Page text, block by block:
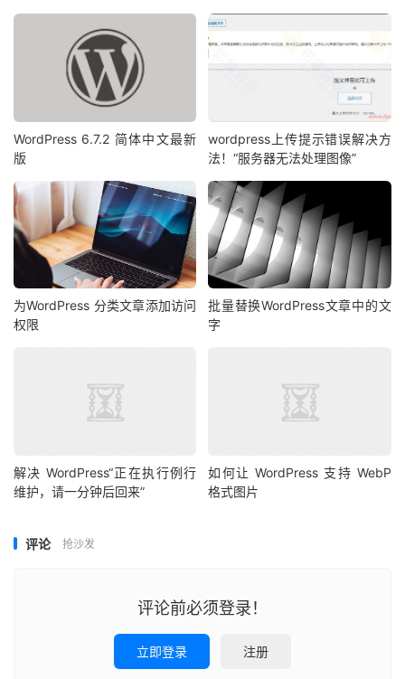
WordPress 6.7.2 简体中文最新
版
wordpress上传提示错误解决方
法！“服务器无法处理图像”
为WordPress 分类文章添加访问
权限
批量替换WordPress文章中的文
字
解决 WordPress“正在执行例行
维护，请一分钟后回来”
如何让 WordPress 支持 WebP
格式图片
评论 抢沙发
评论前必须登录！
立即登录 注册